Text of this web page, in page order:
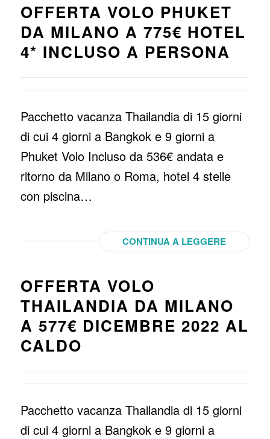
OFFERTA VOLO PHUKET
DA MILANO A 775€ HOTEL
4* INCLUSO A PERSONA
Pacchetto vacanza Thailandia di 15 giorni
di cui 4 giorni a Bangkok e 9 giorni a
Phuket Volo Incluso da 536€ andata e
ritorno da Milano o Roma, hotel 4 stelle
con piscina…
CONTINUA A LEGGERE
OFFERTA VOLO
THAILANDIA DA MILANO
A 577€ DICEMBRE 2022 AL
CALDO
Pacchetto vacanza Thailandia di 15 giorni
di cui 4 giorni a Bangkok e 9 giorni a